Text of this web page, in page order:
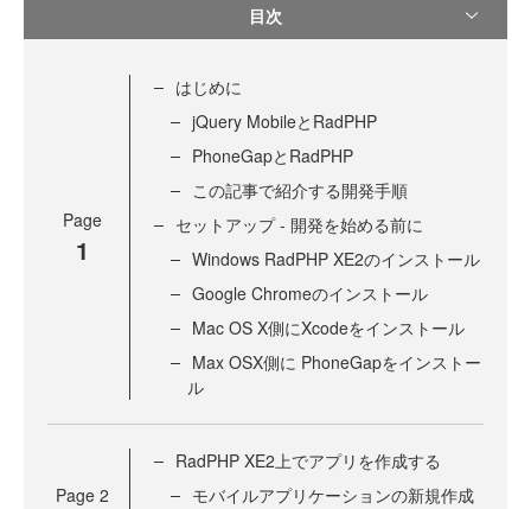
目次
Page
1
はじめに
jQuery MobileとRadPHP
PhoneGapとRadPHP
この記事で紹介する開発手順
セットアップ - 開発を始める前に
Windows RadPHP XE2のインストール
Google Chromeのインストール
Mac OS X側にXcodeをインストール
Max OSX側に PhoneGapをインストー
ル
Page 2
RadPHP XE2上でアプリを作成する
モバイルアプリケーションの新規作成